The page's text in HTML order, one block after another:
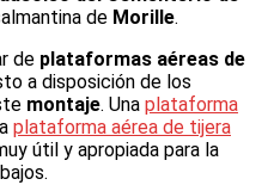
de Morille.
de plataformas aéreas de
a disposición de los
montaje. Una plataforma
plataforma aérea de tijera
útil y apropiada para la